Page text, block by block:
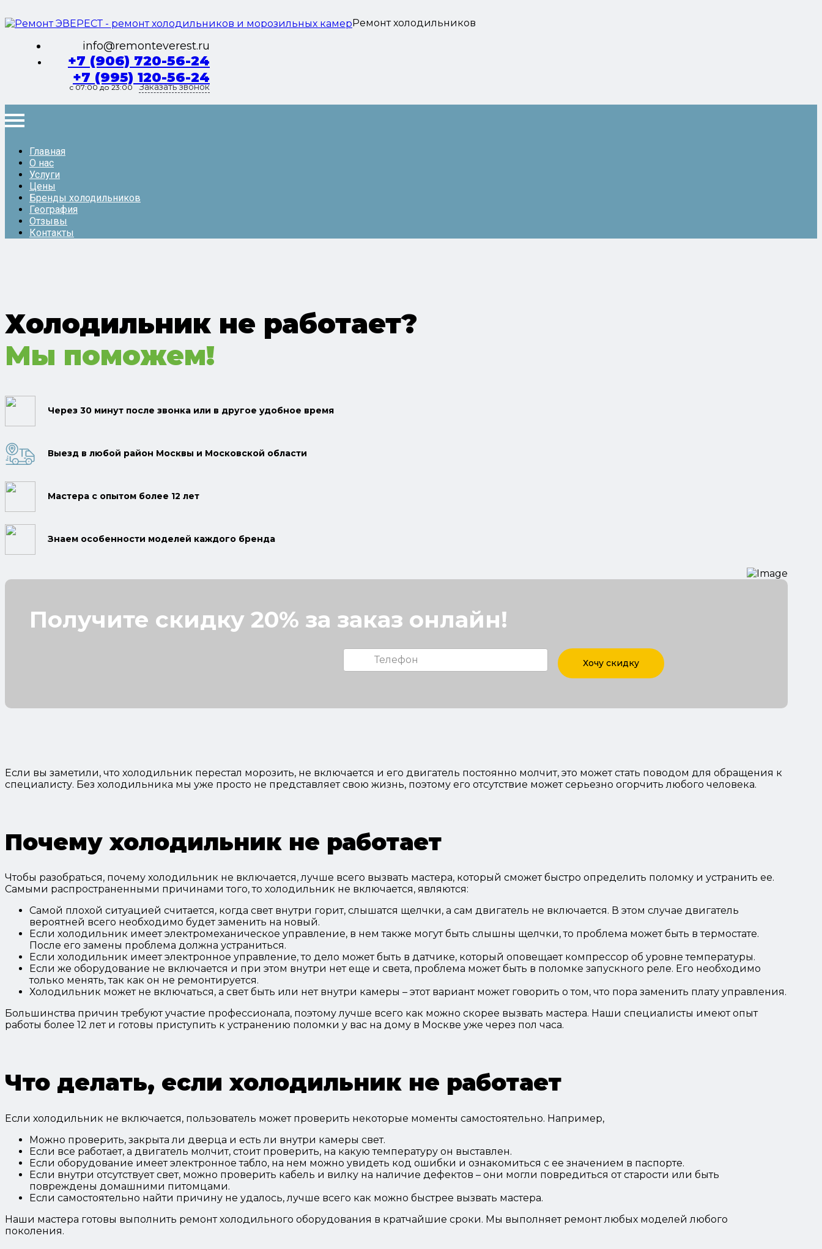
Ремонт холодильников
info@remonteverest.ru
+7 (906) 720-56-24
+7 (995) 120-56-24
с 07:00 до 23:00 Заказать звонок
Главная
О нас
Услуги
Цены
Бренды холодильников
География
Отзывы
Контакты
Холодильник не работает?
Мы поможем!
Через 30 минут после звонка или в другое удобное время
Выезд в любой район Москвы и Московской области
Мастера с опытом более 12 лет
Знаем особенности моделей каждого бренда
Получите скидку 20% за заказ онлайн!
Хочу скидку
Если вы заметили, что холодильник перестал морозить, не включается и его двигатель постоянно молчит, это может стать поводом для обращения к
специалисту. Без холодильника мы уже просто не представляет свою жизнь, поэтому его отсутствие может серьезно огорчить любого человека.
Почему холодильник не работает
Чтобы разобраться, почему холодильник не включается, лучше всего вызвать мастера, который сможет быстро определить поломку и устранить ее.
Самыми распространенными причинами того, то холодильник не включается, являются:
Самой плохой ситуацией считается, когда свет внутри горит, слышатся щелчки, а сам двигатель не включается. В этом случае двигатель
вероятней всего необходимо будет заменить на новый.
Если холодильник имеет электромеханическое управление, в нем также могут быть слышны щелчки, то проблема может быть в термостате.
После его замены проблема должна устраниться.
Если холодильник имеет электронное управление, то дело может быть в датчике, который оповещает компрессор об уровне температуры.
Если же оборудование не включается и при этом внутри нет еще и света, проблема может быть в поломке запускного реле. Его необходимо
только менять, так как он не ремонтируется.
Холодильник может не включаться, а свет быть или нет внутри камеры – этот вариант может говорить о том, что пора заменить плату управления.
Большинства причин требуют участие профессионала, поэтому лучше всего как можно скорее вызвать мастера. Наши специалисты имеют опыт
работы более 12 лет и готовы приступить к устранению поломки у вас на дому в Москве уже через пол часа.
Что делать, если холодильник не работает
Если холодильник не включается, пользователь может проверить некоторые моменты самостоятельно. Например,
Можно проверить, закрыта ли дверца и есть ли внутри камеры свет.
Если все работает, а двигатель молчит, стоит проверить, на какую температуру он выставлен.
Если оборудование имеет электронное табло, на нем можно увидеть код ошибки и ознакомиться с ее значением в паспорте.
Если внутри отсутствует свет, можно проверить кабель и вилку на наличие дефектов – они могли повредиться от старости или быть
повреждены домашними питомцами.
Если самостоятельно найти причину не удалось, лучше всего как можно быстрее вызвать мастера.
Наши мастера готовы выполнить ремонт холодильного оборудования в кратчайшие сроки. Мы выполняет ремонт любых моделей любого
поколения.